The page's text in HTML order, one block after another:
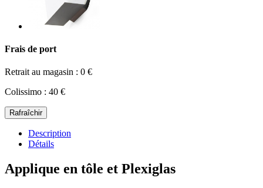
Frais de port
Retrait au magasin : 0 €
Colissimo : 40 €
Description
Détails
Applique en tôle et Plexiglas